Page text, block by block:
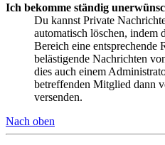
Ich bekomme ständig
Du kannst Private
automatisch löschen, indem
Bereich eine entsprechende
belästigende Nachrichten
dies auch einem
betreffenden Mitglied dann
versenden.
Nach oben